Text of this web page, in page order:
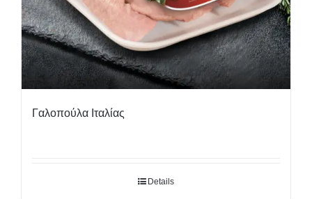
Γαλοπούλα Ιταλίας
Details